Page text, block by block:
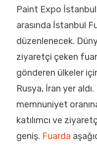
Paint Expo
arasında İstanbul
düzenlenecek.
ziyaretçi çeken
gönderen ülkeler
Rusya, İran yer aldı.
memnuniyet
katılımcı ve
geniş. Fuarda